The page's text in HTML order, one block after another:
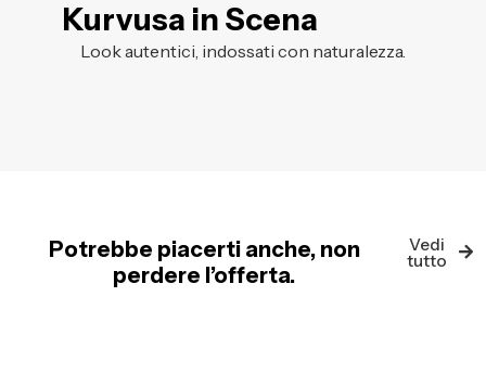
Kurvusa in Scena
Look autentici, indossati con naturalezza.
Potrebbe piacerti anche, non
perdere l’offerta.
Vedi
tutto